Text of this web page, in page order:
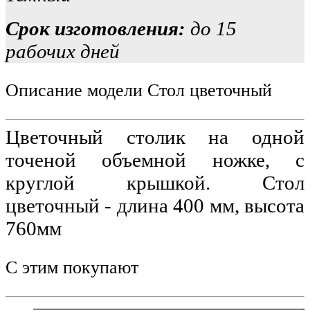
Срок изготовления: до 15
рабочих дней
Описание модели Стол цветочный
Цветочный столик на одной
точеной объемной ножке, с
круглой крышкой. Стол
цветочный - длина 400 мм, высота
760мм
С этим покупают